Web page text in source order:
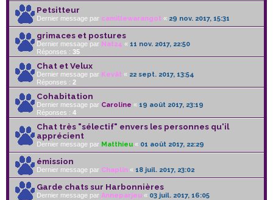
Petsitteur
Dernier message par camillewarangot « 29 nov. 2017, 15:31
grimaces et postures
Dernier message par Nat24 « 11 nov. 2017, 22:50
Réponses : 35
Chat et Velux
Dernier message par Kevät « 22 sept. 2017, 13:54
Réponses : 2
Cohabitation
Dernier message par Caroline « 19 août 2017, 23:19
Réponses : 4
Chat très "sélectif" envers les personnes qu'il
apprécient
Dernier message par Matthieu « 01 août 2017, 22:29
émission
Dernier message par Chaplin « 18 juil. 2017, 23:02
Garde chats sur Harbonnières
Dernier message par Anneparjeu « 03 juil. 2017, 16:05